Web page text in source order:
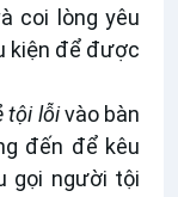
coi lòng yêu
kiện để được
tội lỗivào bàn
đến để kêu
gọi người tội